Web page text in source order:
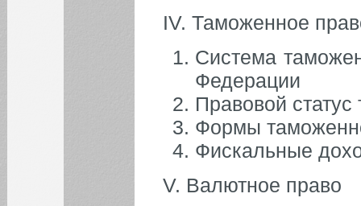
IV. Таможенное
Система
Федерации
Правовой
Формы
Фискальные
V. Валютное право